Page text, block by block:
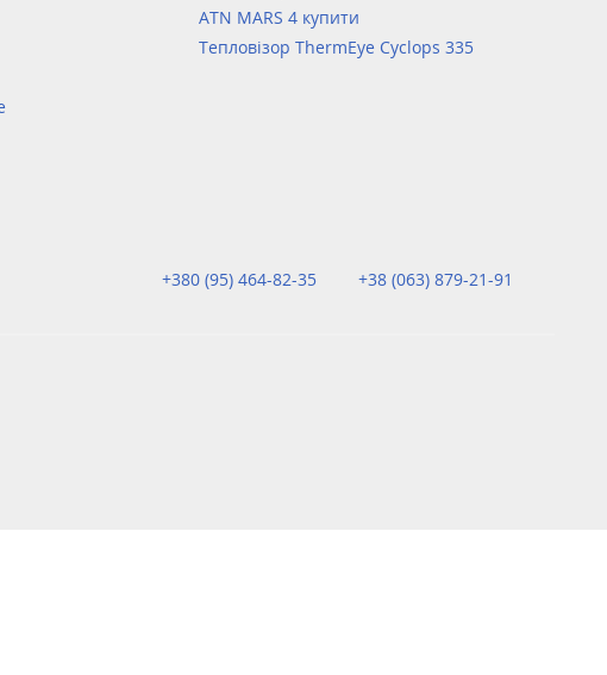
ATN MARS 4 купити
Тепловізор ThermEye Cyclops 335
+380 (95) 464-82-35 +38 (063) 879-21-91